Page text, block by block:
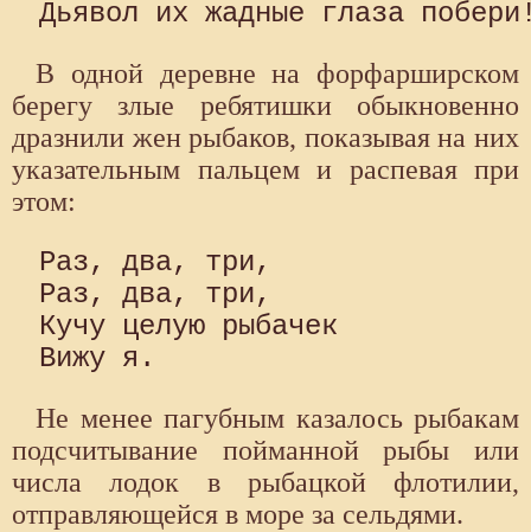
В одной деревне на форфарширском
берегу злые ребятишки обыкновенно
дразнили жен рыбаков, показывая на них
указательным пальцем и распевая при
этом:
Раз, два, три,
Раз, два, три,
Кучу целую рыбачек
Вижу я.
Не менее пагубным казалось рыбакам
подсчитывание пойманной рыбы или
числа лодок в рыбацкой флотилии,
отправляющейся в море за сельдями.